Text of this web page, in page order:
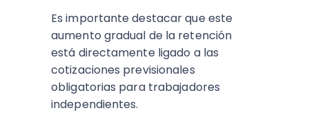
Es importante destacar que este
aumento gradual de la retención
está directamente ligado a las
cotizaciones previsionales
obligatorias para trabajadores
independientes.